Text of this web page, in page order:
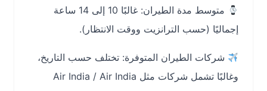
متوسط مدة الطيران: غالبًا 10 إلى 14 ساعة
إجماليًا (حسب الترانزيت ووقت الانتظار).
شركات الطيران المتوفرة: تختلف حسب التاريخ،
وغالبًا تشمل شركات مثل Air India / Air India